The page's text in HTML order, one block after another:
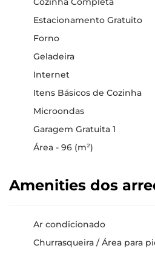
Estacionamento Gratuito
Forno
Geladeira
Internet
Itens Básicos de Cozinha
Microondas
Garagem Gratuita 1
Área - 96 (m²)
Amenities dos
Ar condicionado
Churrasqueira / Área para